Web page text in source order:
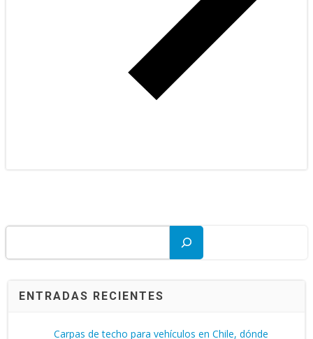
ENTRADAS RECIENTES
Carpas de techo para vehículos en Chile, dónde